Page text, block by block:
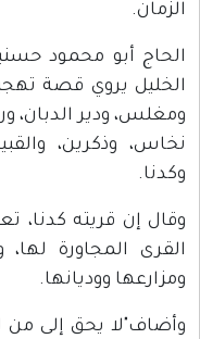
الزمان.
الخليل يروي قصة
ومغلس، ودير الدبان،
نخاس، وذكرين،
وكدنا.
وقال إن قريته كدنا،
القرى المجاورة لها،
ومزارعها ووديانها.
وأضاف"لا يحق إلى